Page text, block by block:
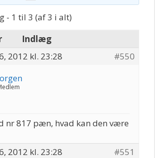
- 1 til 3 (af 3 i alt)
Indlæg
2012 kl. 23:28
#550
nr 817 pæn, hvad kan den være
2012 kl. 23:28
#551